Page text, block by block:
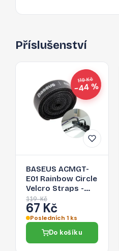
Příslušenství
119 Kč
−44 %
BASEUS ACMGT-
E01 Rainbow Circle
Velcro Straps -
páska na suchý zip
pro organizaci
kabelů, 1m, černá
119 Kč
67 Kč
Posledních 1 ks
Do košíku